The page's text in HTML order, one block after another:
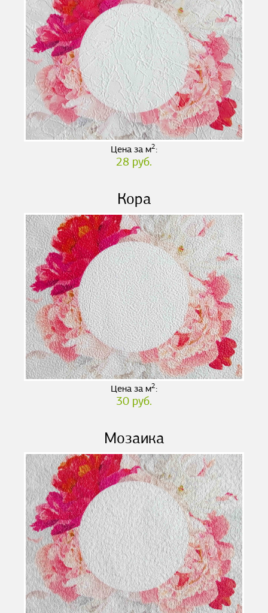
Цена за м2:
28 руб.
Кора
Цена за м2:
30 руб.
Мозаика